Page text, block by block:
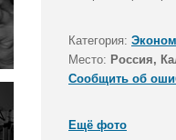
Категория:
Место: Россия,
Сообщить об
Ещё фото